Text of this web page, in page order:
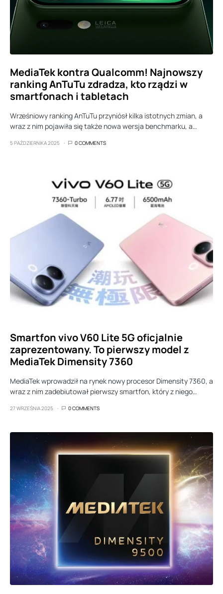
MediaTek kontra Qualcomm! Najnowszy
ranking AnTuTu zdradza, kto rządzi w
smartfonach i tabletach
Wrześniowy ranking AnTuTu przyniósł kilka istotnych zmian, a
wraz z nim pojawiła się także nowa wersja benchmarku, a…
5 PAŹDZIERNIKA 2025 0 COMMENTS
Smartfon vivo V60 Lite 5G oficjalnie
zaprezentowany. To pierwszy model z
MediaTek Dimensity 7360
MediaTek wprowadził na rynek nowy procesor Dimensity 7360, a
wraz z nim zadebiutował pierwszy smartfon, który z niego…
27 WRZEŚNIA 2025 0 COMMENTS